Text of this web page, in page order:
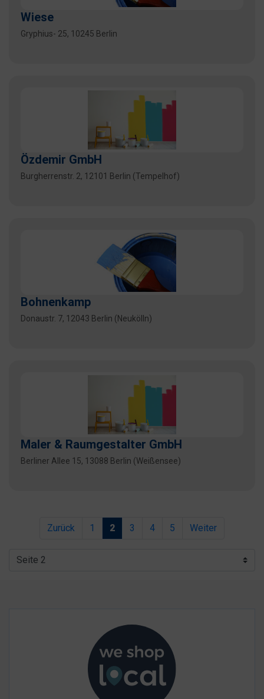
Wiese
Gryphius- 25, 10245 Berlin
Özdemir GmbH
Burgherrenstr. 2, 12101 Berlin (Tempelhof)
Bohnenkamp
Donaustr. 7, 12043 Berlin (Neukölln)
Maler & Raumgestalter GmbH
Berliner Allee 15, 13088 Berlin (Weißensee)
Zurück 1 2 3 4 5 Weiter